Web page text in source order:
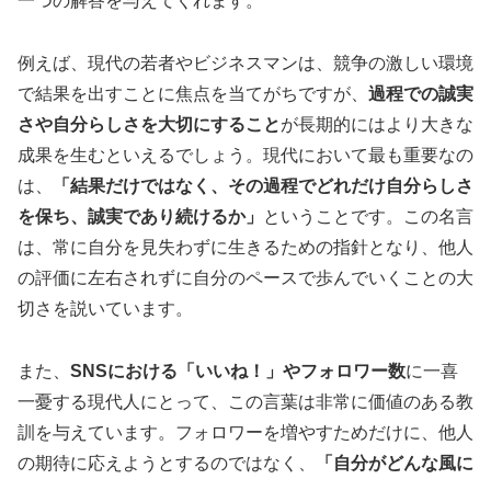
例えば、現代の若者やビジネスマンは、競争の激しい環境
で結果を出すことに焦点を当てがちですが、 過程での誠実
さや自分らしさを大切にすることが長期的にはより大きな
成果を生むといえるでしょう。現代において最も重要なの
は、
「結果だけではなく、その過程でどれだけ自分らしさ
を保ち、誠実であり続けるか」
ということです。この名言
は、常に自分を見失わずに生きるための指針となり、他人
の評価に左右されずに自分のペースで歩んでいくことの大
切さを説いています。
また、 SNSにおける「いいね！」やフォロワー数に一喜
一憂する現代人にとって、この言葉は非常に価値のある教
訓を与えています。フォロワーを増やすためだけに、他人
の期待に応えようとするのではなく、
「自分がどんな風に